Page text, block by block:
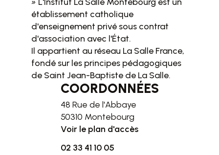
établissement catholique
d'enseignement privé sous contrat
d'association avec l'État.
Il appartient au réseau La Salle France,
fondé sur les principes pédagogiques
de Saint Jean-Baptiste de La Salle.
COORDONNÉES
48 Rue de l'Abbaye
50310 Montebourg
Voir le plan d'accès
02 33 41 10 05